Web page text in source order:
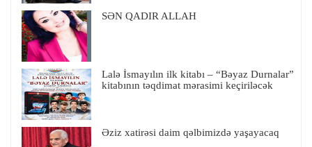
SƏN QADIR ALLAH
Lalə İsmayılın ilk kitabı – “Bəyaz Durnalar”
kitabının təqdimat mərasimi keçiriləcək
Əziz xatirəsi daim qəlbimizdə yaşayacaq